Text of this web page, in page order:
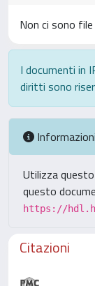
Non ci sono
I documenti in
diritti sono
Informazioni
Utilizza
questo
https://
Citazioni